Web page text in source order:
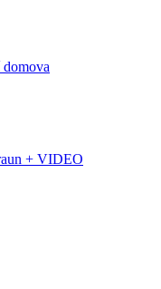
+ VIDEO